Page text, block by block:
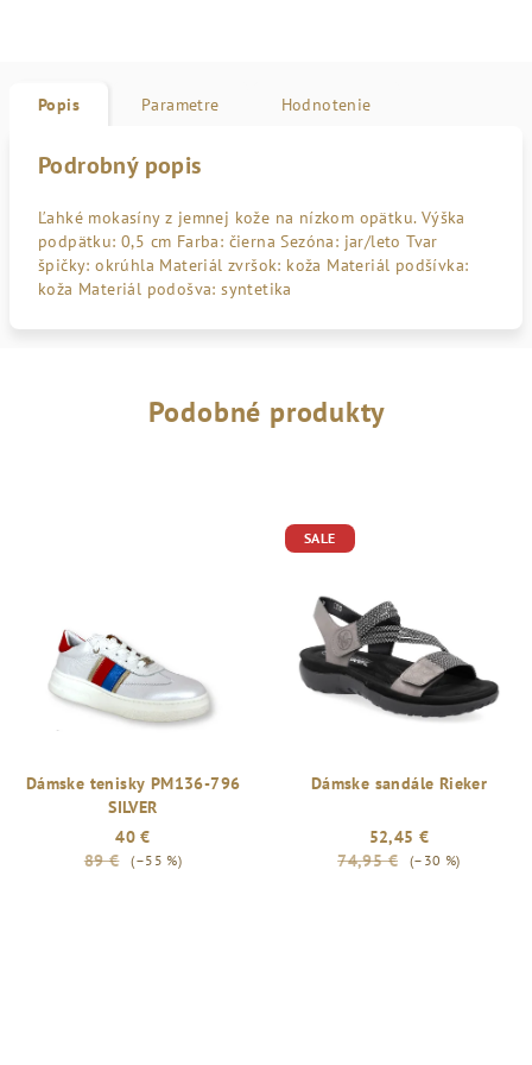
Popis Parametre Hodnotenie
Podrobný popis
Ľahké mokasíny z jemnej kože na nízkom opätku. Výška
podpätku: 0,5 cm Farba: čierna Sezóna: jar/leto Tvar
špičky: okrúhla Materiál zvršok: koža Materiál podšívka:
koža Materiál podošva: syntetika
Podobné produkty
Dámske tenisky PM136-796
SILVER
40 €
89 €
(–55 %)
SALE
Dámske sandále Rieker
52,45 €
74,95 €
(–30 %)